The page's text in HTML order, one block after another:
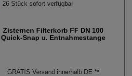
26 Stück sofort verfügbar
Zisternen Filterkorb FF DN 100
Quick-Snap u. Entnahmestange
GRATIS Versand innerhalb DE **